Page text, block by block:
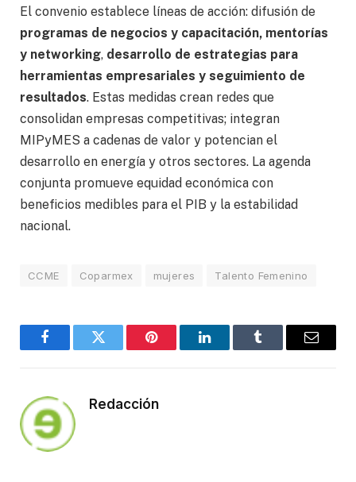
El convenio establece líneas de acción: difusión de
programas de negocios y capacitación, mentorías
y networking, desarrollo de estrategias para
herramientas empresariales y seguimiento de
resultados. Estas medidas crean redes que
consolidan empresas competitivas; integran
MIPyMES a cadenas de valor y potencian el
desarrollo en energía y otros sectores. La agenda
conjunta promueve equidad económica con
beneficios medibles para el PIB y la estabilidad
nacional.
CCME Coparmex mujeres Talento Femenino
FacebookTwitter Pinterest LinkedInTumblr Email
Redacción